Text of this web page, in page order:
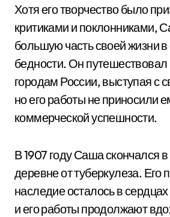
Хотя его творчество было
критиками и поклонниками,
большую часть своей жизни
бедности. Он
городам России, выступая с
но его работы не приносили
коммерческой успешности.
В 1907 году Саша скончался
деревне от туберкулеза. Его
наследие осталось в
и его работы продолжают